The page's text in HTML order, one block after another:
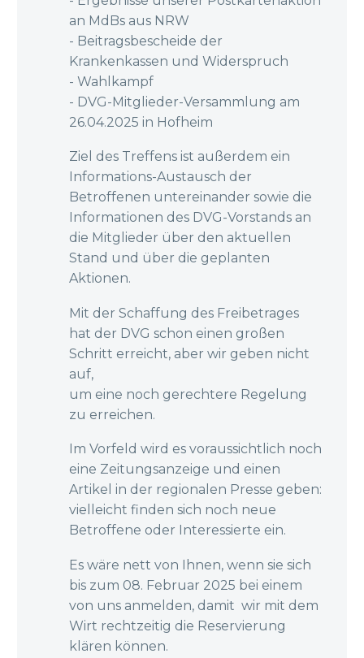
an MdBs aus NRW
- Beitragsbescheide der
Krankenkassen und Widerspruch
- Wahlkampf
- DVG-Mitglieder-Versammlung am
26.04.2025 in Hofheim
Ziel des Treffens ist außerdem ein
Informations-Austausch der
Betroffenen untereinander sowie die
Informationen des DVG-Vorstands an
die Mitglieder über den aktuellen
Stand und über die geplanten
Aktionen.
Mit der Schaffung des Freibetrages
hat der DVG schon einen großen
Schritt erreicht, aber wir geben nicht
auf,
um eine noch gerechtere Regelung
zu erreichen.
Im Vorfeld wird es voraussichtlich noch
eine Zeitungsanzeige und einen
Artikel in der regionalen Presse geben:
vielleicht finden sich noch neue
Betroffene oder Interessierte ein.
Es wäre nett von Ihnen, wenn sie sich
bis zum 08. Februar 2025 bei einem
von uns anmelden, damit wir mit dem
Wirt rechtzeitig die Reservierung
klären können.